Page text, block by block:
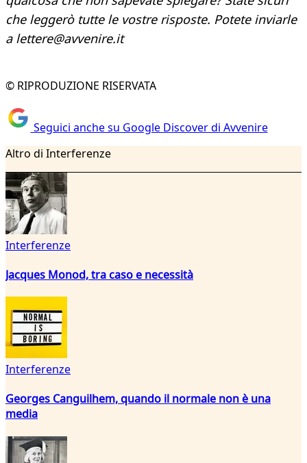
che leggerò tutte le vostre risposte. Potete inviarle
a lettere@avvenire.it
© RIPRODUZIONE RISERVATA
Seguici anche su Google Discover di Avvenire
Altro di Interferenze
Interferenze
Jacques Monod, tra caso e necessità
Interferenze
Georges Canguilhem, quando il normale non è una
media